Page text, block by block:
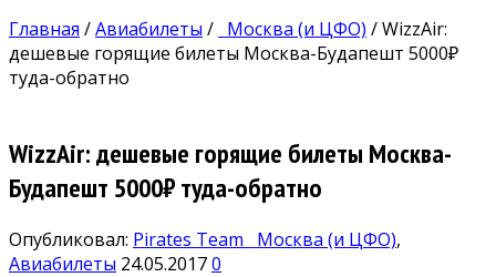
Главная /Авиабилеты / Москва (и ЦФО) /WizzAir:
дешевые горящие билеты Москва-Будапешт 5000₽
туда-обратно
WizzAir: дешевые горящие билеты Москва-
Будапешт 5000₽ туда-обратно
Опубликовал: Pirates Team Москва (и ЦФО),
Авиабилеты 24.05.20170